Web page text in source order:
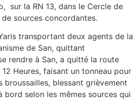
sur la RN 13, dans le Cercle de
de sources concordantes.
transportant deux agents de la
de San, quittant
rendre à San, a quitté la route
Heures, faisant un tonneau pour
broussailles, blessant grièvement
bord selon les mêmes sources qui